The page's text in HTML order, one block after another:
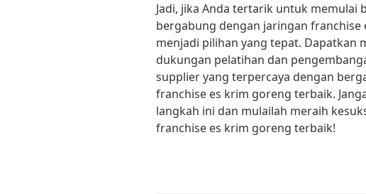
Jadi, jika Anda tertarik untuk memulai
bergabung dengan jaringan
menjadi pilihan yang tepat. Dapatkan
dukungan pelatihan dan
supplier yang terpercaya dengan
franchise es krim goreng terbaik.
langkah ini dan mulailah meraih
franchise es krim goreng terbaik!